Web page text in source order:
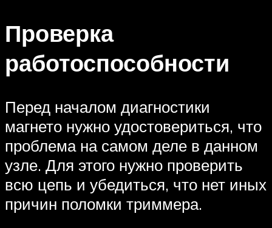
Проверка
работоспособности
Перед началом диагностики
магнето нужно удостовериться, что
проблема на самом деле в данном
узле. Для этого нужно проверить
всю цепь и убедиться, что нет иных
причин поломки триммера.